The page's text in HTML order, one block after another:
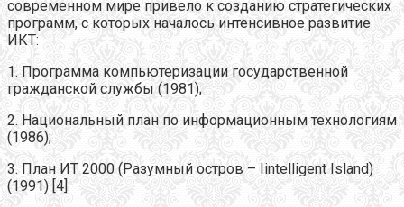
современном мире привело к созданию стратегических
программ, с которых началось интенсивное развитие
ИКТ:
1. Программа компьютеризации государственной
гражданской службы (1981);
2. Национальный план по информационным технологиям
(1986);
3. План ИТ 2000 (Разумный остров – Iintelligent Island)
(1991) [4].